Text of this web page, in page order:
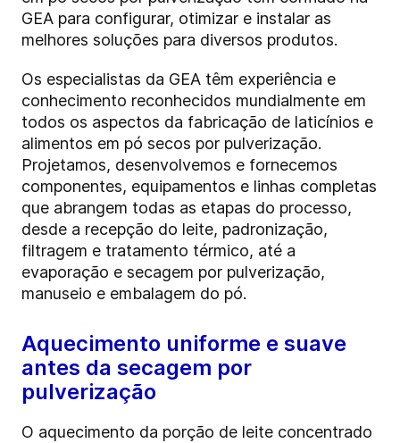
GEA para configurar, otimizar e instalar as
melhores soluções para diversos produtos.
Os especialistas da GEA têm experiência e
conhecimento reconhecidos mundialmente em
todos os aspectos da fabricação de laticínios e
alimentos em pó secos por pulverização.
Projetamos, desenvolvemos e fornecemos
componentes, equipamentos e linhas completas
que abrangem todas as etapas do processo,
desde a recepção do leite, padronização,
filtragem e tratamento térmico, até a
evaporação e secagem por pulverização,
manuseio e embalagem do pó.
Aquecimento uniforme e suave
antes da secagem por
pulverização
O aquecimento da porção de leite concentrado